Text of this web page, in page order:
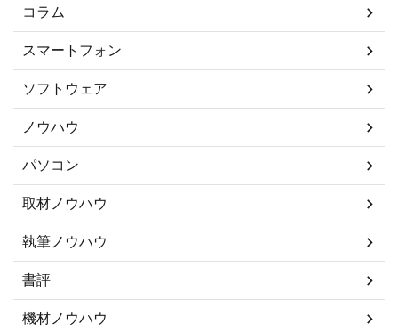
コラム
スマートフォン
ソフトウェア
ノウハウ
パソコン
取材ノウハウ
執筆ノウハウ
書評
機材ノウハウ